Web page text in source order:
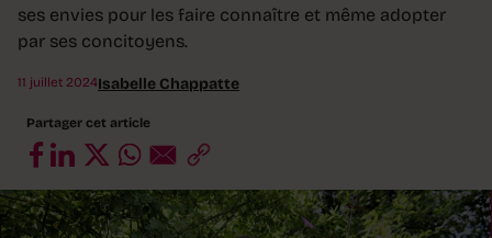
ses envies pour les faire connaître et même adopter
par ses concitoyens.
11 juillet 2024Isabelle Chappatte
Partager cet article